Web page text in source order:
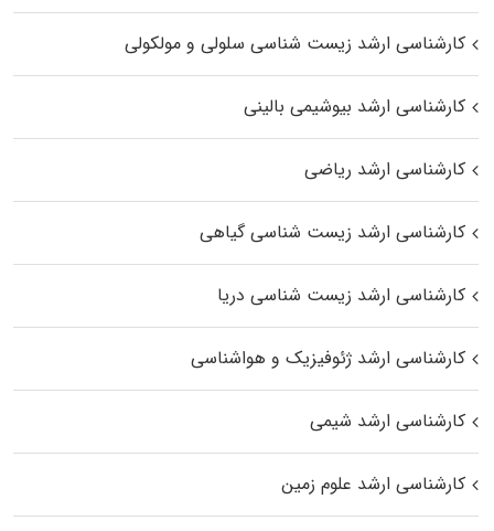
کارشناسی ارشد زیست شناسی سلولی و مولکولی
کارشناسی ارشد بیوشیمی بالینی
کارشناسی ارشد ریاضی
کارشناسی ارشد زیست‌ شناسی گیاهی
کارشناسی ارشد زیست‌ شناسی دریا
کارشناسی ارشد ژئوفیزیک و هواشناسی
کارشناسی ارشد شیمی
کارشناسی ارشد علوم زمین